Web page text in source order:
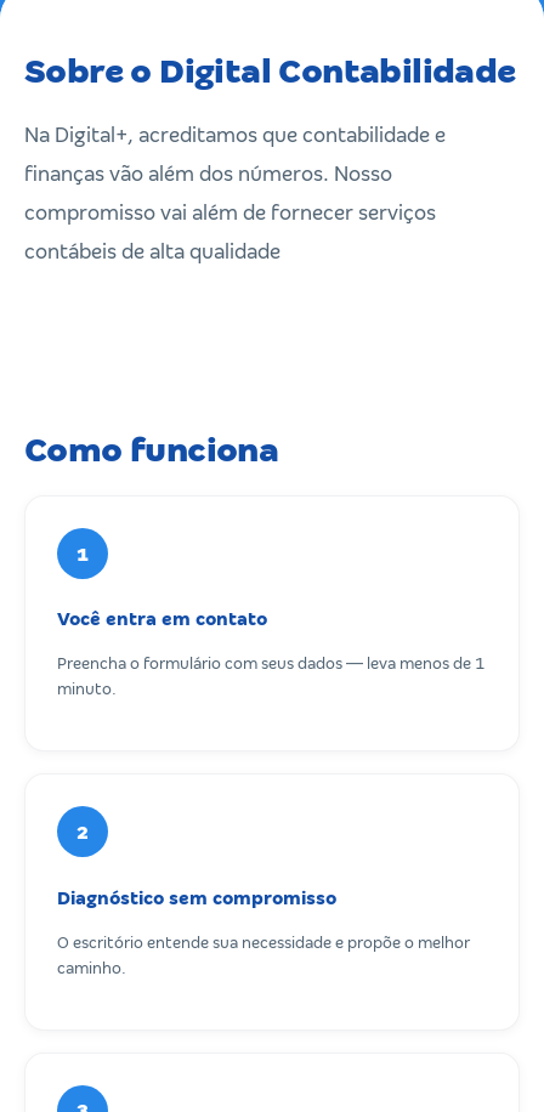
Sobre o Digital Contabilidade
Na Digital+, acreditamos que contabilidade e
finanças vão além dos números. Nosso
compromisso vai além de fornecer serviços
contábeis de alta qualidade
Como funciona
1
Você entra em contato
Preencha o formulário com seus dados — leva menos de 1
minuto.
2
Diagnóstico sem compromisso
O escritório entende sua necessidade e propõe o melhor
caminho.